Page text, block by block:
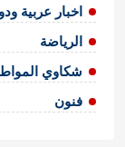
اخبار عربية
الرياضة
شكاوي
فنون